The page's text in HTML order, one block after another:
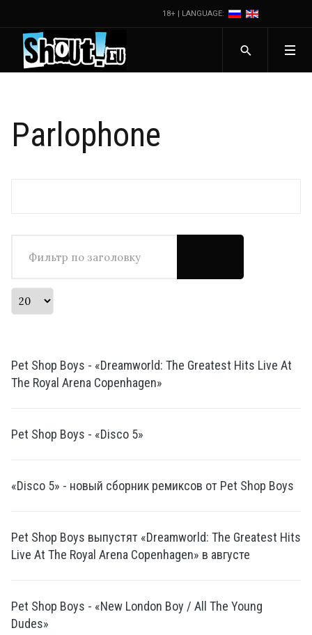
18+ | LANGUAGE:
Parlophone
Кол-во строк:
Pet Shop Boys - «Dreamworld: The Greatest Hits Live At
The Royal Arena Copenhagen»
Pet Shop Boys - «Disco 5»
«Disco 5» - новый сборник ремиксов от Pet Shop Boys
Pet Shop Boys выпустят «Dreamworld: The Greatest Hits
Live At The Royal Arena Copenhagen» в августе
Pet Shop Boys - «New London Boy / All The Young
Dudes»